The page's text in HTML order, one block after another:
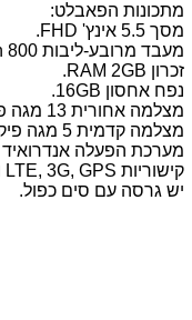
מתכונות הפאבלט:
מסך 5.5 אינץ' FHD.
מעבד מרובע-ליבות Snapdragon 800 מהירות 2.2GB.
זכרון RAM 2GB.
נפח אחסון 16GB.
מצלמה אחורית 13 מגה פיקסל f/1/8.
מצלמה קדמית 5 מגה פיקסל.
מערכת הפעלה אנדרואיד 4.3 ג'לי-בין.
קישוריות LTE, 3G, GPS ובלוטוס' 4.0.
יש גרסה עם סים כפול.